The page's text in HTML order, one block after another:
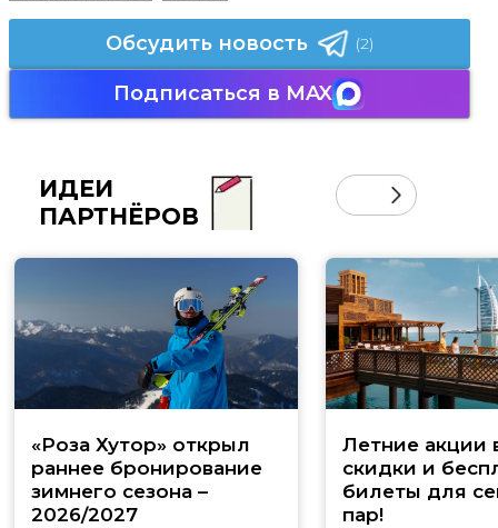
Обсудить новость (2)
Подписаться в MAX
ИДЕИ
ПАРТНЁРОВ
«Роза Хутор» открыл
раннее бронирование
зимнего сезона –
2026/2027
Летние акции
скидки и
билеты для
пар!